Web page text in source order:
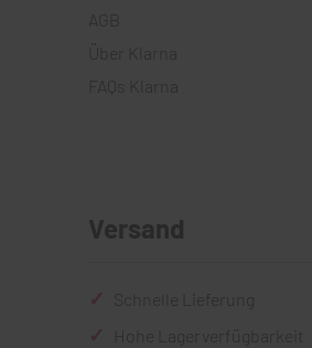
AGB
FAQs Klarna
Versand
Schnelle Lieferung
Hohe Lagerverfügbarkeit